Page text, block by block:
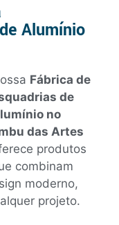
Alumínio
Fábrica de
de
no
das Artes
produtos
combinam
moderno,
projeto.